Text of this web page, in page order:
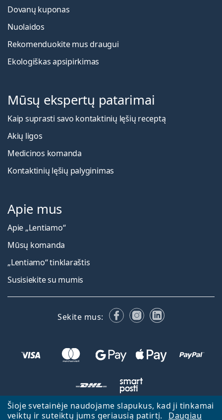
Šioje svetainėje naudojame slapukus, kad ji tinkamai
veiktų ir suteiktų jums geriausią patirtį.
Daugiau
Dovanų kuponas
Nuolaidos
Rekomenduokite mus draugui
Ekologiškas apsipirkimas
Mūsų ekspertų patarimai
Kaip suprasti savo kontaktinių lęšių receptą
Akių ligos
Medicinos komanda
Kontaktinių lęšių palyginimas
Apie mus
Apie „Lentiamo“
Mūsų komanda
„Lentiamo“ tinklaraštis
Susisiekite su mumis
Sekite mus: FacebookInstagram
LinkedIn
Atgal į pagrindinį puslapį Eiti aukštyn